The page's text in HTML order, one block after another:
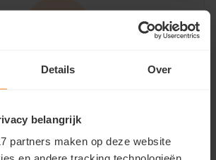
Details Over
belangrijk
partners maken op deze website
Maxim · À votre disposition
Contactez-nous